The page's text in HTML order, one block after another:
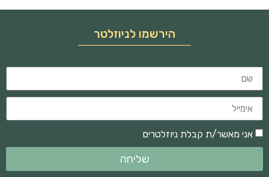
הירשמו לניוזלטר
אני מאשר/ת קבלת ניוזלטרים
שליחה